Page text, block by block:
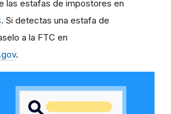
las estafas de impostores en
. Si detectas una estafa de
a la FTC en
.